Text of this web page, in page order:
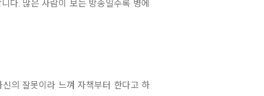
다. 많은 사람이 보는 방송일수록 병에
의 잘못이라 느껴 자책부터 한다고 하